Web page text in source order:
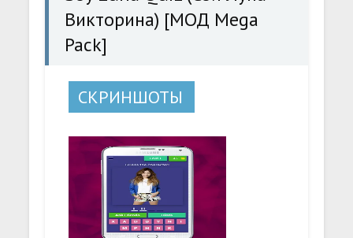
Викторина) [МОД Mega
Pack]
СКРИНШОТЫ